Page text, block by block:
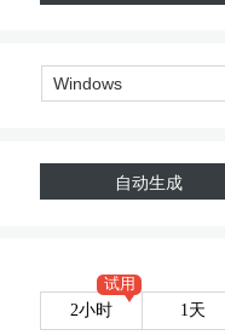
自动生成
2小时
试用
1天